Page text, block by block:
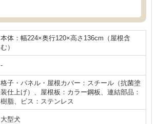
本体：幅224×奥行120×高さ136cm（屋根含
む）
-
格子・パネル・屋根カバー：スチール（抗菌塗
装仕上げ）、屋根板：カラー鋼板、連結部品：
樹脂、ビス：ステンレス
大型犬